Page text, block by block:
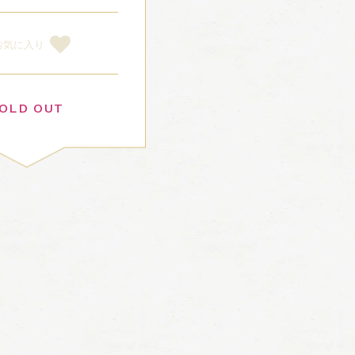
気に入り
OUT